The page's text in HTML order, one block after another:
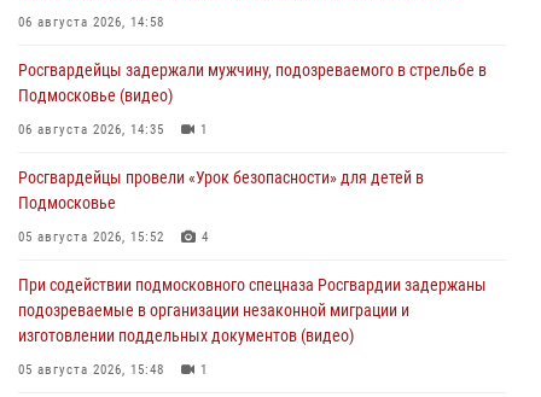
06 августа 2026, 14:58
Росгвардейцы задержали мужчину, подозреваемого в стрельбе в
Подмосковье (видео)
06 августа 2026, 14:35 1
Росгвардейцы провели «Урок безопасности» для детей в
Подмосковье
05 августа 2026, 15:52 4
При содействии подмосковного спецназа Росгвардии задержаны
подозреваемые в организации незаконной миграции и
изготовлении поддельных документов (видео)
05 августа 2026, 15:48 1